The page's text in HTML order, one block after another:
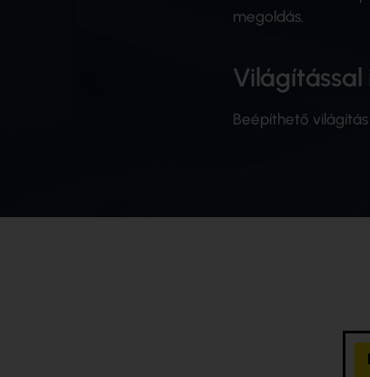
megoldás.
Beépíthető